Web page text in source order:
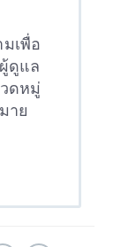
เพื่อ
ดูแล
ดหมู่
าย